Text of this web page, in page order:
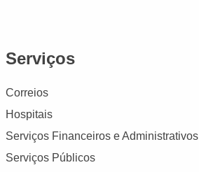
Serviços
Correios
Hospitais
Serviços Financeiros e Administrativos
Serviços Públicos